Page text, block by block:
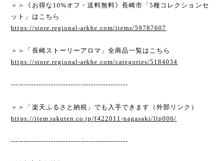
＞＞《お得な10%オフ・送料無料》長崎市「5種コレクションセ
ット」はこちら
https://store.regional-arkhe.com/items/59787607
＞＞「長崎ストーリーアロマ」全商品一覧はこちら
https://store.regional-arkhe.com/categories/5184034
-----------------------------------------------
＞＞「楽天ふるさと納税」でも入手できます（外部リンク）
https://item.rakuten.co.jp/f422011-nagasaki/llp006/
-----------------------------------------------